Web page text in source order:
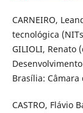
CARNEIRO,
tecnológica
GILIOLI, Renato
Brasília: Câmara
CASTRO, Flávio